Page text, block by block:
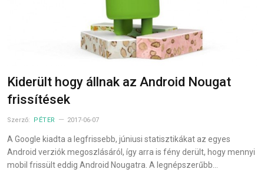
Kiderült hogy állnak az Android Nougat
frissítések
Szerző: PÉTER 2017-06-07
A Google kiadta a legfrissebb, júniusi statisztikákat az egyes
Android verziók megoszlásáról, így arra is fény derült, hogy mennyi
mobil frissült eddig Android Nougatra. A legnépszerűbb…